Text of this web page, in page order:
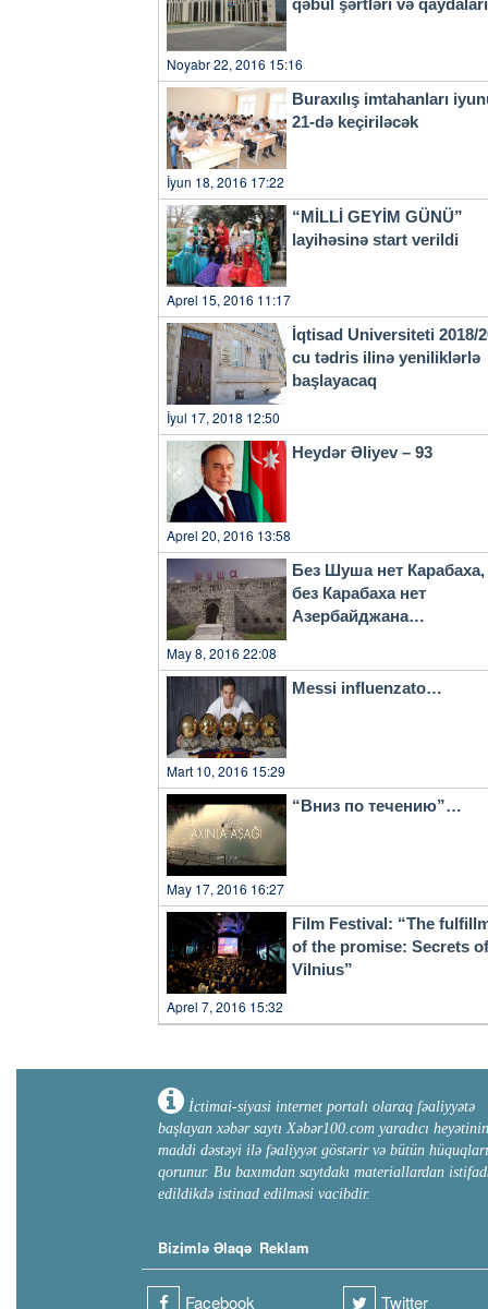
Mükafatının 3-cü dərəcəsi
“Gəncənin səsi” qəzetinin
təltif ediliblər.xeber100.com
Noyabr 22, 2016 15:16
Buraxılış imtahanları
21-də keçiriləcək
İyun 18, 2016 17:22
“MİLLİ GEYİM GÜNÜ”
layihəsinə start verildi
Aprel 15, 2016 11:17
İqtisad Universiteti 2018/
cu tədris ilinə yeniliklərlə
başlayacaq
İyul 17, 2018 12:50
Heydər Əliyev – 93
Aprel 20, 2016 13:58
Без Шуша нет Карабаха,
без Карабаха нет
Азербайджана…
May 8, 2016 22:08
Messi influenzato…
Mart 10, 2016 15:29
“Вниз по течению”…
May 17, 2016 16:27
Film Festival: “The
of the promise: Secrets of
Vilnius”
Aprel 7, 2016 15:32
İctimai-siyasi internet portalı olaraq fəaliyyətə
başlayan xəbər saytı Xəbər100.com yaradıcı heyətinin
maddi dəstəyi ilə fəaliyyət göstərir və bütün hüquqları
qorunur. Bu baxımdan saytdakı materiallardan
edildikdə istinad edilməsi vacibdir.
Bizimlə Əlaqə Reklam
Facebook Twitter